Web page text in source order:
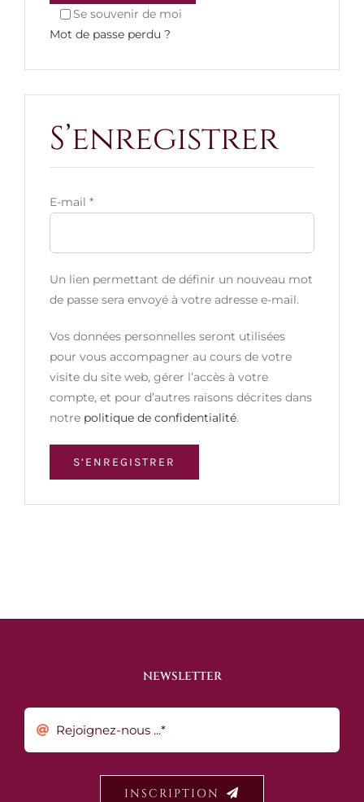
Se souvenir de moi
Mot de passe perdu ?
S’enregistrer
E-mail *
Un lien permettant de définir un nouveau mot
de passe sera envoyé à votre adresse e-mail.
Vos données personnelles seront utilisées
pour vous accompagner au cours de votre
visite du site web, gérer l’accès à votre
compte, et pour d’autres raisons décrites dans
notre politique de confidentialité.
S’ENREGISTRER
NEWSLETTER
INSCRIPTION